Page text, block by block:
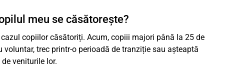
meu se căsătorește?
copiilor căsătoriți. Acum, copiii majori până la 25 de
trec printr-o perioadă de tranziție sau așteaptă
veniturile lor.